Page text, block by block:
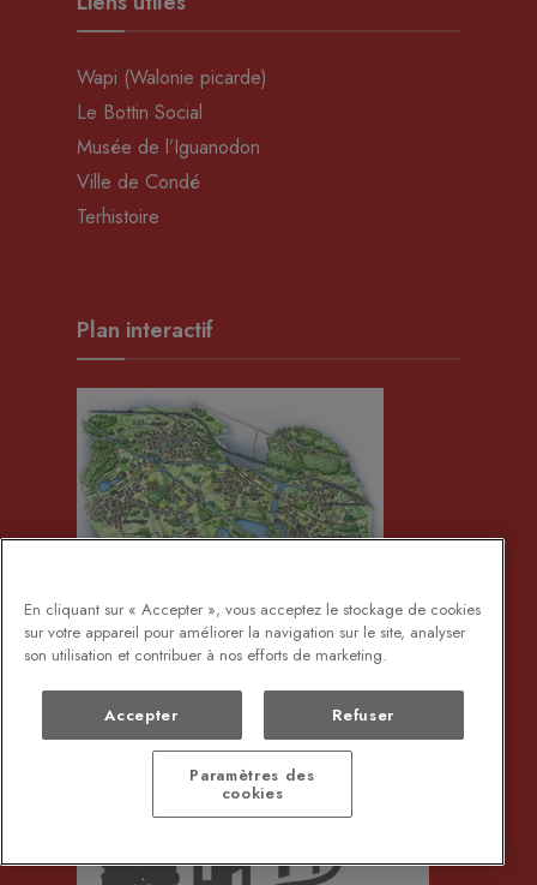
Wapi (Walonie picarde)
Le Bottin Social
Musée de l’Iguanodon
Ville de Condé
Terhistoire
Plan interactif
Développement Rural
En cliquant sur « Accepter », vous acceptez le stockage de cookies
sur votre appareil pour améliorer la navigation sur le site, analyser
son utilisation et contribuer à nos efforts de marketing.
Accepter Refuser
Paramètres des
cookies